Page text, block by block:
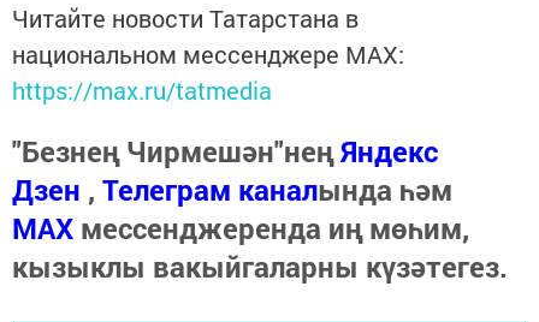
Читайте новости Татарстана в
национальном мессенджере MАХ:
https://max.ru/tatmedia
"Безнең Чирмешән"неңЯндекс
Дзен , Телеграм каналында һәм
МАХ мессенджеренда иң мөһим,
кызыклы вакыйгаларны күзәтегез.